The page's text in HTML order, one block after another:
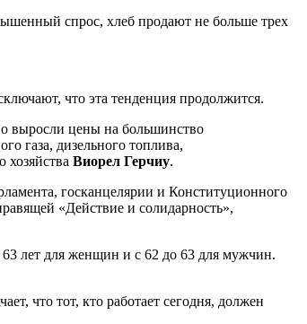
спрос, хлеб продают не больше трех
что эта тенденция продолжится.
выросли цены на большинство
газа, дизельного топлива,
хозяйства Виорел Герчиу.
госканцелярии и Конституционного
«Действие и солидарность»,
лет для женщин и с 62 до 63 для мужчин.
что тот, кто работает сегодня, должен